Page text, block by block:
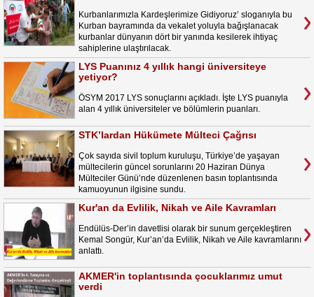
Kurbanlarımızla Kardeşlerimize Gidiyoruz’ sloganıyla bu
Kurban bayramında da vekalet yoluyla bağışlanacak
kurbanlar dünyanın dört bir yanında kesilerek ihtiyaç
sahiplerine ulaştırılacak.
LYS Puanınız 4 yıllık hangi üniversiteye
yetiyor?
ÖSYM 2017 LYS sonuçlarını açıkladı. İşte LYS puanıyla
alan 4 yıllık üniversiteler ve bölümlerin puanları.
STK’lardan Hükümete Mülteci Çağrısı
Çok sayıda sivil toplum kuruluşu, Türkiye’de yaşayan
mültecilerin güncel sorunlarını 20 Haziran Dünya
Mülteciler Günü’nde düzenlenen basın toplantısında
kamuoyunun ilgisine sundu.
Kur'an da Evlilik, Nikah ve Aile Kavramları
Endülüs-Der’in davetlisi olarak bir sunum gerçekleştiren
Kemal Songür, Kur’an’da Evlilik, Nikah ve Aile kavramlarını
anlattı.
AKMER'in toplantısında çocuklarımız umut
verdi